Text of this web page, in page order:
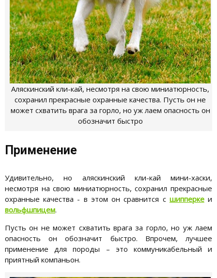
Аляскинский кли-кай, несмотря на свою миниатюрность,
сохранил прекрасные охранные качества. Пусть он не
может схватить врага за горло, но уж лаем опасность он
обозначит быстро
Применение
Удивительно, но аляскинский кли-кай мини-хаски,
несмотря на свою миниатюрность, сохранил прекрасные
охранные качества - в этом он сравнится с шипперкеи
вольфшпицем.
Пусть он не может схватить врага за горло, но уж лаем
опасность он обозначит быстро. Впрочем, лучшее
применение для породы – это коммуникабельный и
приятный компаньон.